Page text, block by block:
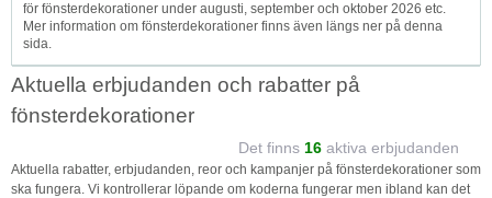
för fönsterdekorationer under augusti, september och oktober 2026 etc.
Mer information om fönsterdekorationer finns även längs ner på denna
sida.
Aktuella erbjudanden och rabatter på
fönsterdekorationer
Det finns 16 aktiva erbjudanden
Aktuella rabatter, erbjudanden, reor och kampanjer på fönsterdekorationer som
ska fungera. Vi kontrollerar löpande om koderna fungerar men ibland kan det